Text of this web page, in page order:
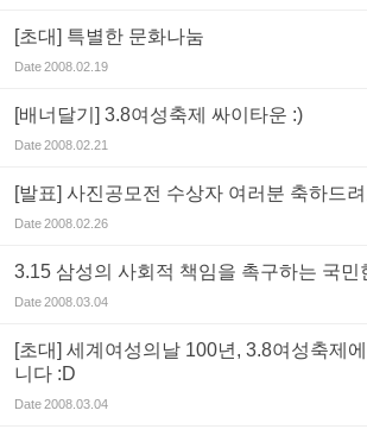
[초대] 특별한 문화나눔
Date2008.02.19
[배너달기] 3.8여성축제 싸이타운 :)
Date2008.02.21
[발표] 사진공모전 수상자 여러분 축하드
Date2008.02.26
3.15 삼성의 사회적 책임을 촉구하는 국민
Date2008.03.04
[초대] 세계여성의날 100년, 3.8여성축제
니다 :D
Date2008.03.04